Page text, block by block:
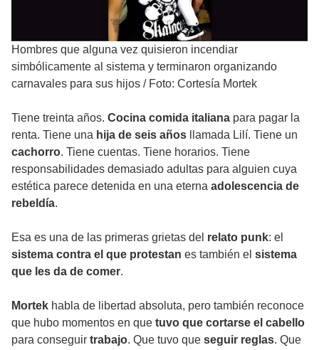
Hombres que alguna vez quisieron incendiar
simbólicamente al sistema y terminaron organizando
carnavales para sus hijos / Foto: Cortesía Mortek
Tiene treinta años. Cocina comida italiana para pagar la
renta. Tiene una hija de seis años llamada Lilí. Tiene un
cachorro. Tiene cuentas. Tiene horarios. Tiene
responsabilidades demasiado adultas para alguien cuya
estética parece detenida en una eterna adolescencia de
rebeldía.
Esa es una de las primeras grietas del relato punk: el
sistema contra el que protestan es también el sistema
que les da de comer.
Mortek habla de libertad absoluta, pero también reconoce
que hubo momentos en que tuvo que cortarse el cabello
para conseguir trabajo. Que tuvo que seguir reglas. Que